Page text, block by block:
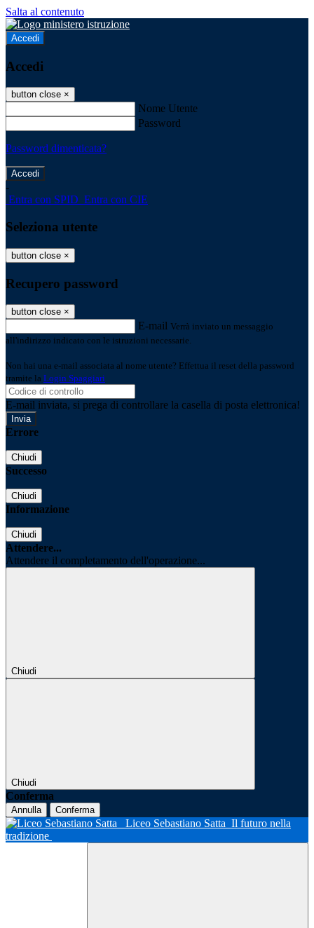
Salta al contenuto
Accedi
Accedi
button close ×
Nome Utente
Password
Password dimenticata?
-
Entra con SPID Entra con CIE
Seleziona utente
button close ×
Recupero password
button close ×
E-mail Verrà inviato un messaggio
all'indirizzo indicato con le istruzioni necessarie.
Non hai una e-mail associata al nome utente? Effettua il reset della password
tramite la Login Spaggiari
E-mail inviata, si prega di controllare la casella di posta elettronica!
Errore
Chiudi
Successo
Chiudi
Informazione
Chiudi
Attendere...
Attendere il completamento dell'operazione...
Chiudi
Chiudi
Conferma
Annulla Conferma
Liceo Sebastiano Satta Il futuro nella
tradizione